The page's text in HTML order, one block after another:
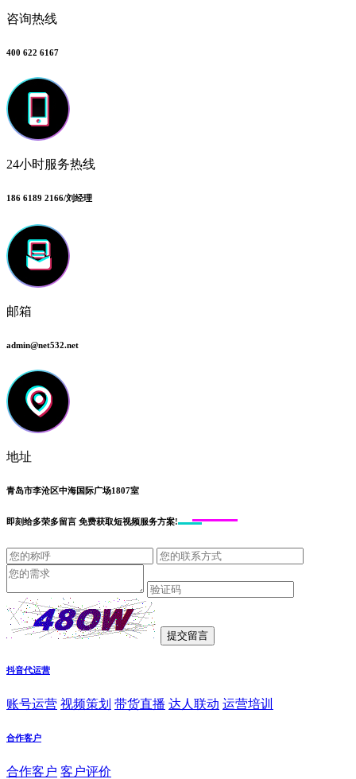
咨询热线
400 622 6167
24小时服务热线
186 6189 2166/刘经理
邮箱
admin@net532.net
地址
青岛市李沧区中海国际广场1807室
即刻给多荣多留言 免费获取短视频服务方案!
抖音代运营
账号运营 视频策划 带货直播 达人联动 运营培训
合作客户
合作客户 客户评价